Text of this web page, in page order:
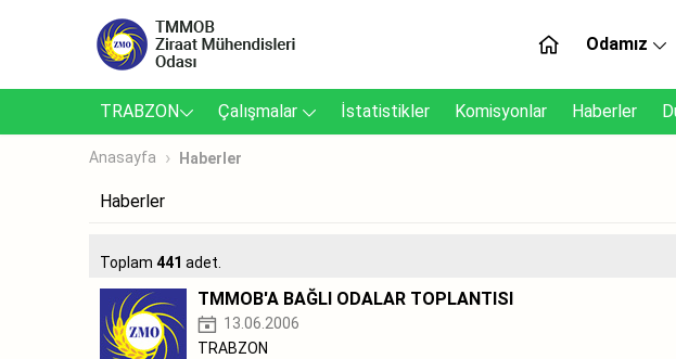
Odamız
TRABZON Çalışmalar İstatistikler Komisyonlar Haberler
Anasayfa Haberler
Haberler
Toplam 441 adet.
TMMOB'A BAĞLI ODALAR TOPLANTISI
13.06.2006
TRABZON